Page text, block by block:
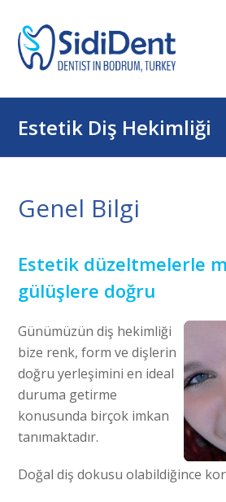
Estetik Diş Hekimliği
Genel Bilgi
Estetik düzeltmelerle
gülüşlere doğru
Günümüzün diş hekimliği
bize renk, form ve dişlerin
doğru yerleşimini en ideal
duruma getirme
konusunda birçok imkan
tanımaktadır.
Doğal diş dokusu olabildiğince